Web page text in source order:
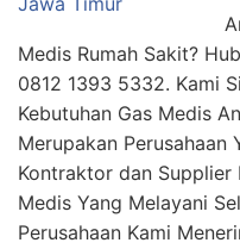
Medis Rumah Sakit?
0812 1393 5332. Kami
Kebutuhan Gas Medis
Merupakan Perusahaan
Kontraktor dan Supplier
Medis Yang Melayani
Perusahaan Kami